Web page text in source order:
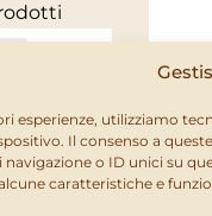
esperienze, utilizziamo
Il consenso a
o ID unici su
caratteristiche e